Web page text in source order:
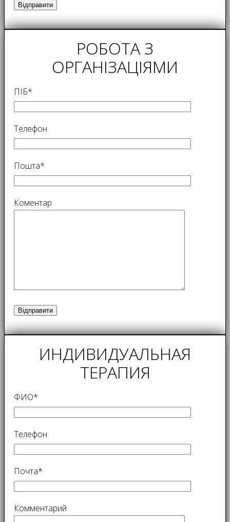
РОБОТА З
ОРГАНІЗАЦІЯМИ
ПІБ*
Телефон
Пошта*
Коментар
ИНДИВИДУАЛЬНАЯ
ТЕРАПИЯ
ФИО*
Телефон
Почта*
Комментарий